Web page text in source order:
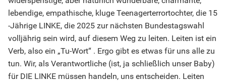
lebendige, empathische, kluge Teenagerterrortochter, die 15
-Jährige LINKE, die 2025 zur nächsten Bundestagswahl
volljährig sein wird, auf diesem Weg zu leiten. Leiten ist ein
Verb, also ein „Tu-Wort“ . Ergo gibt es etwas für uns alle zu
tun. Wir, als Verantwortliche (ist, ja schließlich unser Baby)
für DIE LINKE müssen handeln, uns entscheiden. Leiten